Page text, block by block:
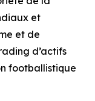
et
et de
d’actifs
footballistique